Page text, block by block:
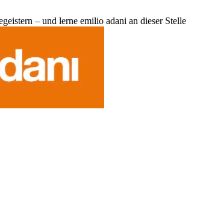
– und lerne emilio adani an dieser Stelle